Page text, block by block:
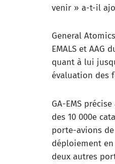
venir » a-t-il
General
EMALS et AAG
quant à lui
évaluation des
GA-EMS
des 10 000e
porte-avions
déploiement
deux autres